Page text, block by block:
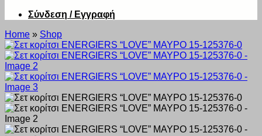
Σύνδεση / Εγγραφή
Home » Shop